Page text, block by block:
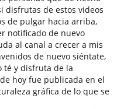
disfrutas de estos videos
de pulgar hacia arriba,
notificado de nuevo
al canal a crecer a mis
de nuevo siéntate,
té y disfruta de la
hoy fue publicada en el
gráfica de lo que se